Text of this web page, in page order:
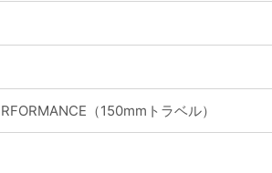
（150mmトラベル）